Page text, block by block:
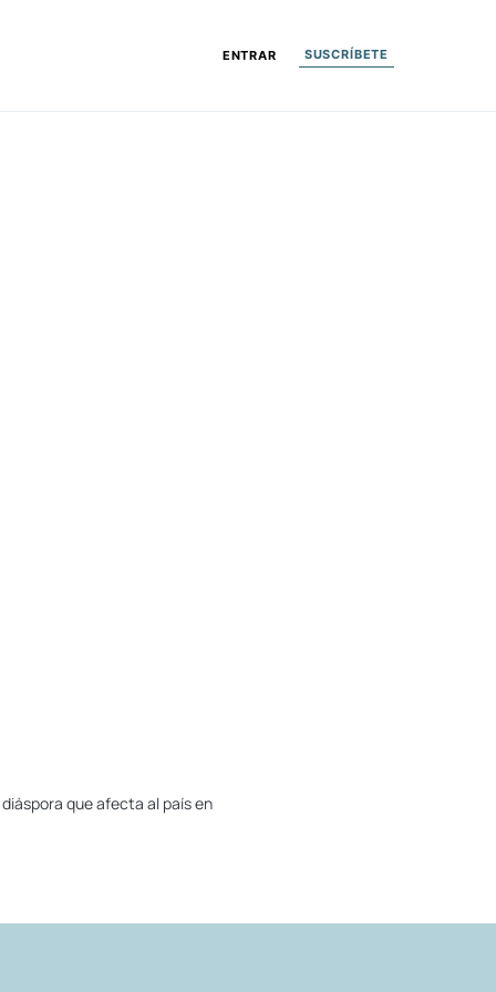
ENTRAR SUSCRÍBETE
que afecta al país en